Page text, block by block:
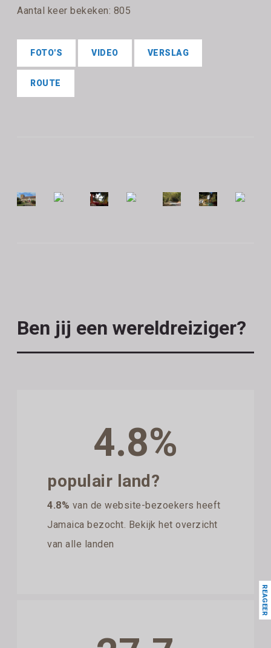
Aantal keer bekeken: 805
FOTO'S VIDEO VERSLAG
ROUTE
Ben jij een wereldreiziger?
4.8%
populair land?
4.8% van de website-bezoekers heeft
Jamaica bezocht. Bekijk het overzicht
van alle landen
REAGEER